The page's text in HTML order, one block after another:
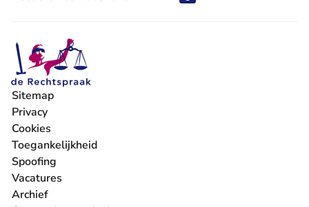
Sitemap
Privacy
Cookies
Toegankelijkheid
Spoofing
Vacatures
- U verlaat Rechtspraak.nl
Archief